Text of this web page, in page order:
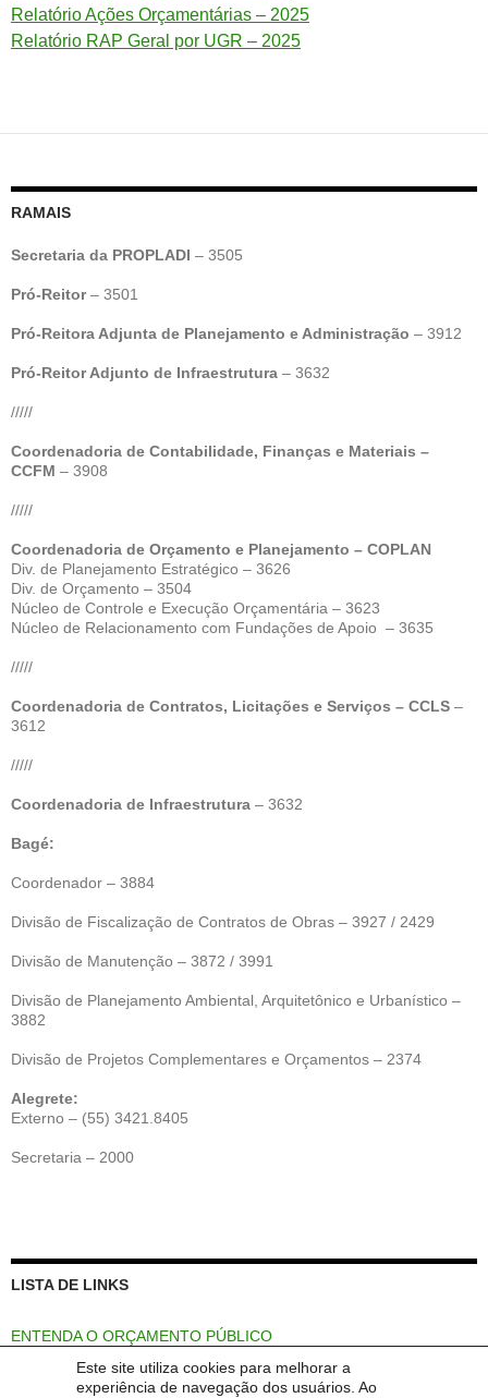
Este site utiliza cookies para melhorar a
experiência de navegação dos usuários. Ao
Relatório Ações Orçamentárias – 2025
Relatório RAP Geral por UGR – 2025
RAMAIS
Secretaria da PROPLADI – 3505
Pró-Reitor– 3501
Pró-Reitora Adjunta de Planejamento e Administração – 3912
Pró-Reitor Adjunto de Infraestrutura – 3632
/////
Coordenadoria de Contabilidade, Finanças e Materiais –
CCFM – 3908
/////
Coordenadoria de Orçamento e Planejamento – COPLAN
Div. de Planejamento Estratégico – 3626
Div. de Orçamento – 3504
Núcleo de Controle e Execução Orçamentária – 3623
Núcleo de Relacionamento com Fundações de Apoio – 3635
/////
Coordenadoria de Contratos, Licitações e Serviços – CCLS –
3612
/////
Coordenadoria de Infraestrutura – 3632
Bagé:
Coordenador – 3884
Divisão de Fiscalização de Contratos de Obras – 3927 / 2429
Divisão de Manutenção – 3872 / 3991
Divisão de Planejamento Ambiental, Arquitetônico e Urbanístico –
3882
Divisão de Projetos Complementares e Orçamentos – 2374
Alegrete:
Externo – (55) 3421.8405
Secretaria – 2000
LISTA DE LINKS
ENTENDA O ORÇAMENTO PÚBLICO
Portal Unipampa